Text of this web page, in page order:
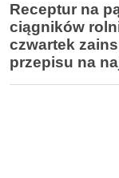
Receptur na
ciągników
czwartek
przepisu na